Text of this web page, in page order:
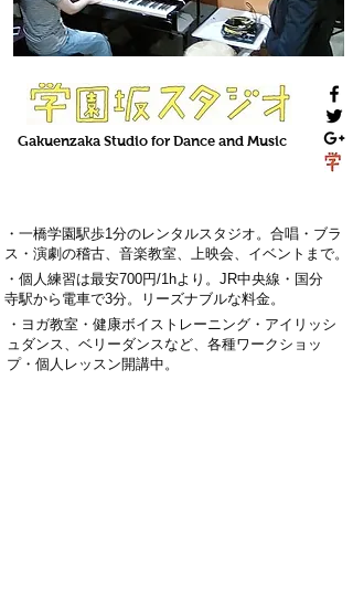
Gakuenzaka Studio for Dance and Music
・一橋学園駅歩1分のレンタルスタジオ。 合唱・ブラ
ス・演劇の稽古、 音楽教室、上映会、 イベント まで。
・ 個人練習は最安700円/1hより。 J R中央線・国分
寺駅から電車で3分。
リーズナブルな料金。
・ ヨガ教室・ 健康ボイストレーニング ・ アイリッシ
ュダンス、ベリーダンスなど、各種ワークショッ
プ・ 個人レッスン開講中。